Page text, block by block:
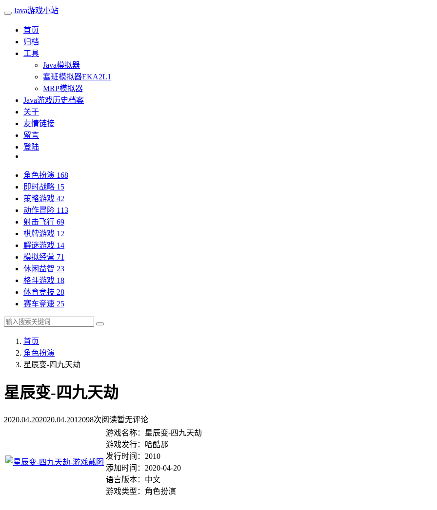
Java游戏小站
首页
归档
工具
Java模拟器
塞班模拟器EKA2L1
MRP模拟器
Java游戏历史档案
关于
友情链接
留言
登陆
角色扮演 168
即时战略 15
策略游戏 42
动作冒险 113
射击飞行 69
棋牌游戏 12
解谜游戏 14
模拟经营 71
休闲益智 23
格斗游戏 18
体育竞技 28
赛车竞速 25
首页
角色扮演
星辰变-四九天劫
星辰变-四九天劫
2020.04.202020.04.2012098次阅读暂无评论
游戏名称：星辰变-四九天劫
游戏发行：哈酷那
发行时间：2010
添加时间：2020-04-20
语言版本：中文
游戏类型：角色扮演